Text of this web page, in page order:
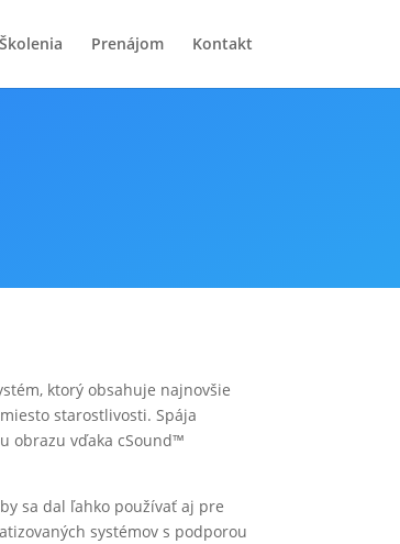
Školenia Prenájom Kontakt
ktorý obsahuje najnovšie
starostlivosti. Spája
obrazu vďaka cSound™
sa dal ľahko používať aj pre
systémov s podporou